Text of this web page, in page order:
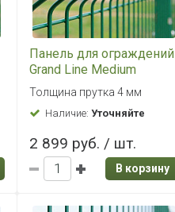
Панель для ограждений
Grand Line Medium
2,03x2,5 RAL 6005
(зеленый)
Толщина прутка 4 мм
Наличие: Уточняйте
2 899 руб. / шт.
В корзину